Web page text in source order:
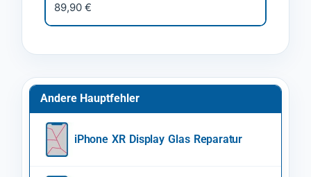
89,90 €
Andere Hauptfehler
iPhone XR Display Glas Reparatur